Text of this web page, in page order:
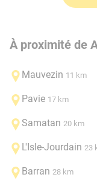
À proximité de
Mauvezin 11 km
Pavie 17 km
Samatan 20 km
L'Isle-Jourdain 23
Barran 28 km